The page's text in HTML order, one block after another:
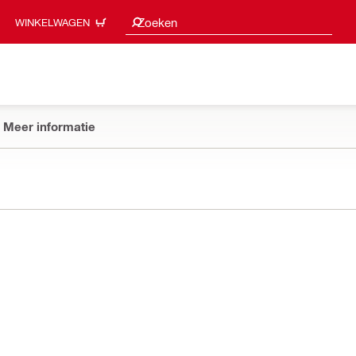
WINKELWAGEN Zoeken
Zoeksuggesties
Meer informatie